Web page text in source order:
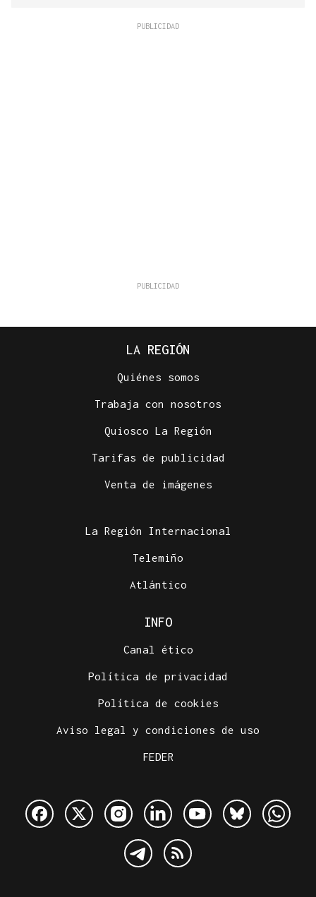
LA REGIÓN
Quiénes somos
Trabaja con nosotros
Quiosco La Región
Tarifas de publicidad
Venta de imágenes
La Región Internacional
Telemiño
Atlántico
INFO
Canal ético
Política de privacidad
Política de cookies
Aviso legal y condiciones de uso
FEDER